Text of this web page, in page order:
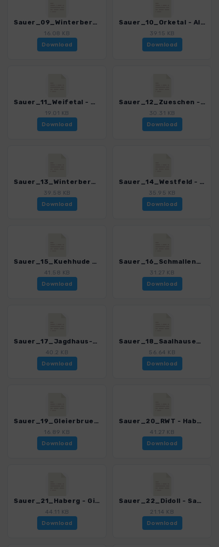
Sauer_09_Winterberg - Ruhrquelle_4038_7.gpx
16.08 KB
Download
Sauer_10_Orketal - Alte Grimme_4038_7.gpx
39.15 KB
Download
Sauer_11_Weifetal - Heidkopf_4038_7.gpx
19.01 KB
Download
Sauer_12_Zueschen - Ziegenhelle_4038_7.gpx
30.31 KB
Download
Sauer_13_Winterberg - Kahler Asten_4038_7.gpx
39.58 KB
Download
Sauer_14_Westfeld - Kahler Asten_4038_7.gpx
35.95 KB
Download
Sauer_15_Kuehhude - Latrop - Schanze_4038_7.gpx
41.58 KB
Download
Sauer_16_Schmallenberg - Schanze_4038_7.gpx
31.27 KB
Download
Sauer_17_Jagdhaus-Haerdler-Heidkopf_4038_7.gpx
40.2 KB
Download
Sauer_18_Saalhausen - Alpenhaus_4038_7.gpx
56.64 KB
Download
Sauer_19_Gleierbrueck - Rinsleyfelsen_4038_7.gpx
16.89 KB
Download
Sauer_20_RWT - Haberg_4038_7.gpx
41.27 KB
Download
Sauer_21_Haberg - Ginsburg_4038_7.gpx
44.11 KB
Download
Sauer_22_Didoll - Sackpfeife_4038_7.gpx
21.14 KB
Download